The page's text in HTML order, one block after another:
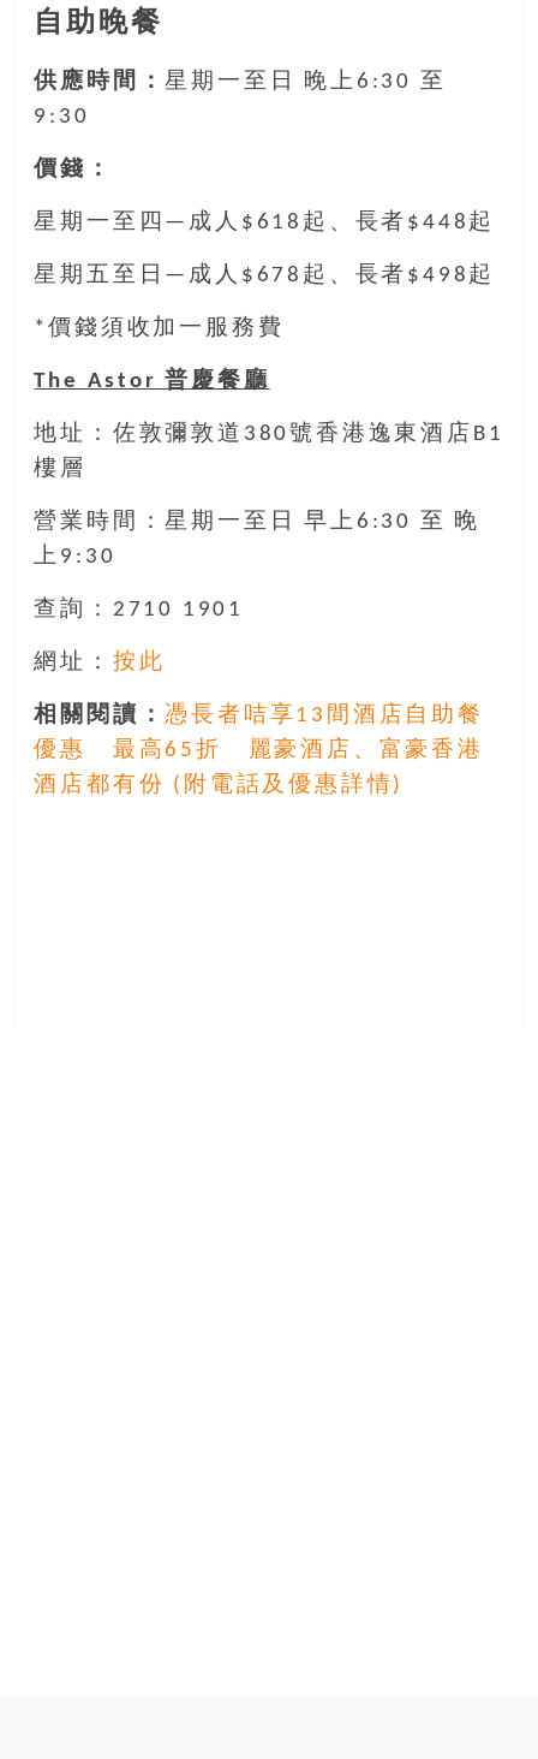
的
態
度，
接
豐
盛
的
二
生。
自助晚餐
供應時間：星期一至日 晚上6:30 至
9:30
價錢：
星期一至四—成人$618起、長者$448起
星期五至日—成人$678起、長者$498起
*價錢須收加一服務費
The Astor 普慶餐廳
地址：佐敦彌敦道380號香港逸東酒店B1
樓層
營業時間：星期一至日 早上6:30 至 晚
上9:30
查詢：2710 1901
網址： 按此
相關閱讀：憑長者咭享13間酒店自助餐
優惠 最高65折 麗豪酒店、富豪香港
酒店都有份 (附電話及優惠詳情)